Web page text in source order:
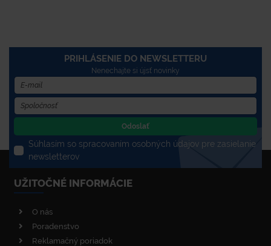
PRIHLÁSENIE DO NEWSLETTERU
Nenechajte si újsť novinky
Odoslať
Súhlasím so spracovaním osobných údajov pre zasielanie
newsletterov
UŽITOČNÉ INFORMÁCIE
O nás
Poradenstvo
Reklamačný poriadok